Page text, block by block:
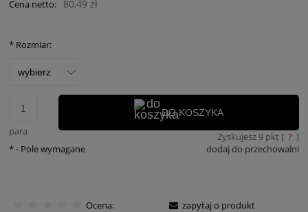
Cena netto: 80,49 zł
* Rozmiar:
para
DO KOSZYKA
Zyskujesz 9pkt [ ? ]
dodaj do przechowalni
*- Pole wymagane
Ocena:
zapytaj o produkt